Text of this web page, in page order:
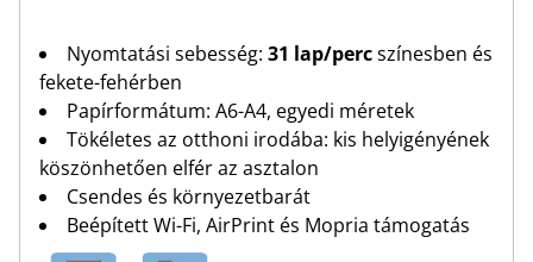
Nyomtatási sebesség: 31 lap/percszínesben és
fekete-fehérben
Papírformátum: A6-A4, egyedi méretek
Tökéletes az otthoni irodába: kis helyigényének
köszönhetően elfér az asztalon
Csendes és környezetbarát
Beépített Wi-Fi, AirPrint és Mopria támogatás